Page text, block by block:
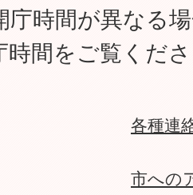
庁時間が異なる
時間をご覧くだ
各種連
市への